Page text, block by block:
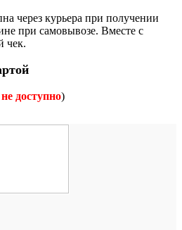
через курьера при получении
при самовывозе. Вместе с
чек.
доступно)